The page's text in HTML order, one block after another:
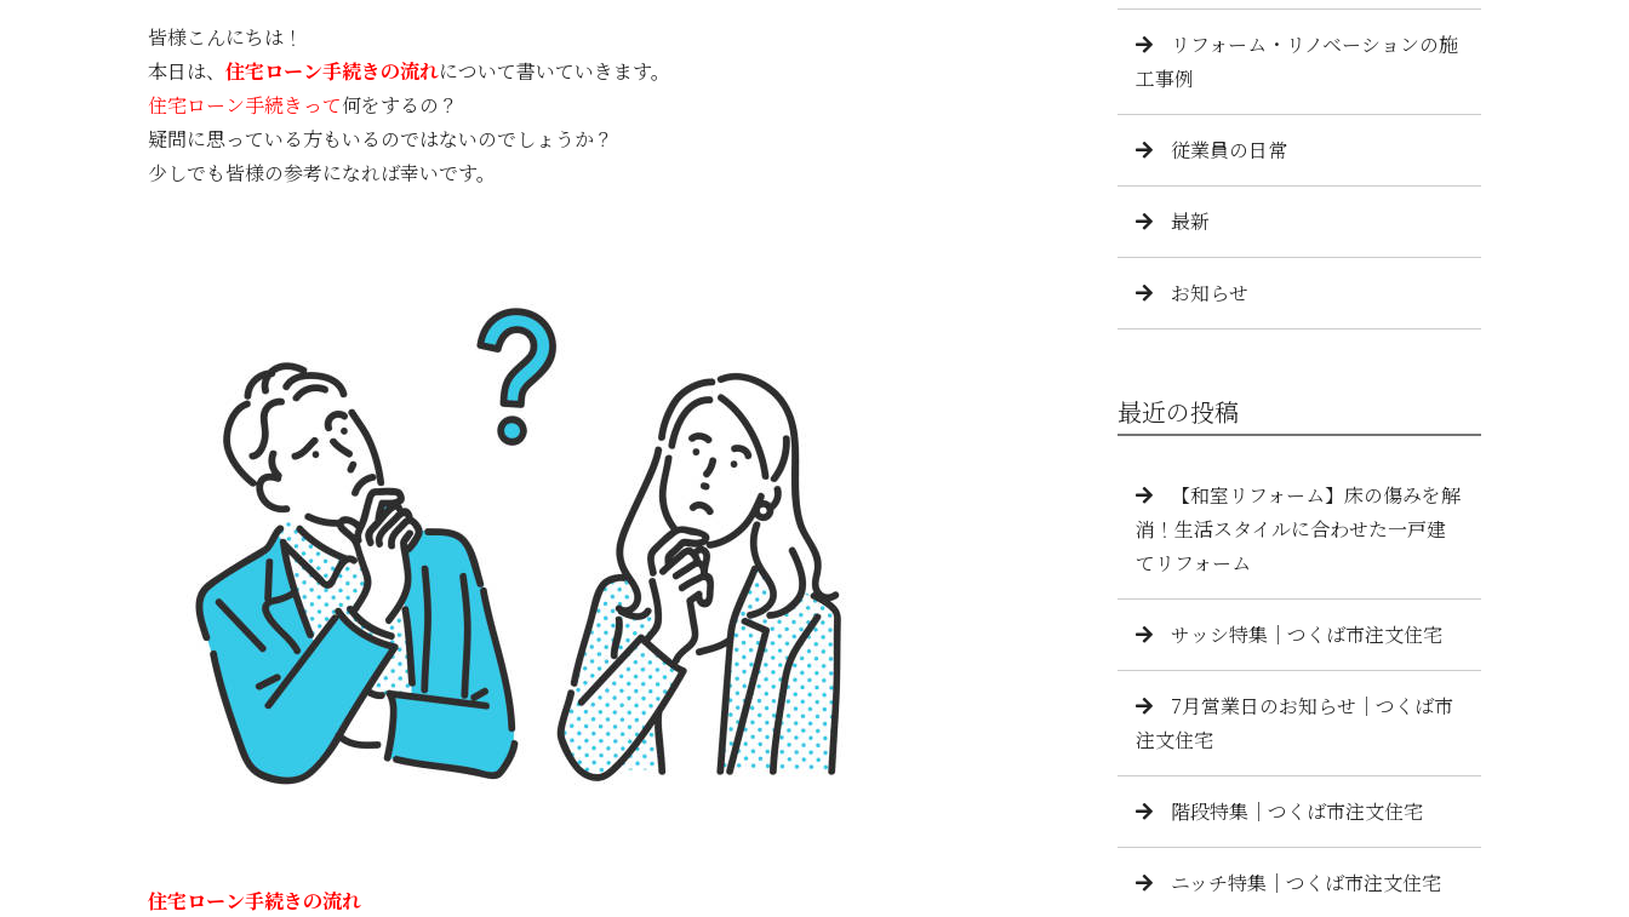
皆様こんにちは！
本日は、 住宅ローン手続きの流れについて書いていきます。
住宅ローン手続きって何をするの？
疑問に思っている方もいるのではないのでしょうか？
少しでも皆様の参考になれば幸いです。
住宅ローン手続きの流れ
リフォーム・リノベーションの施
工事例
従業員の日常
最新
お知らせ
最近の投稿
【和室リフォーム】床の傷みを解
消！生活スタイルに合わせた一戸建
てリフォーム
サッシ特集｜つくば市注文住宅
7月営業日のお知らせ｜つくば市
注文住宅
階段特集｜つくば市注文住宅
ニッチ特集｜つくば市注文住宅